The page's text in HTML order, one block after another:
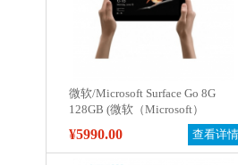
微软/Microsoft Surface Go 8G
128GB (微软（Microsoft）
Surface Go二合一平板电脑 10英
寸（Intel 4415Y 8G 128G Win10
专业版 带键盘）
¥5990.00 查看详情